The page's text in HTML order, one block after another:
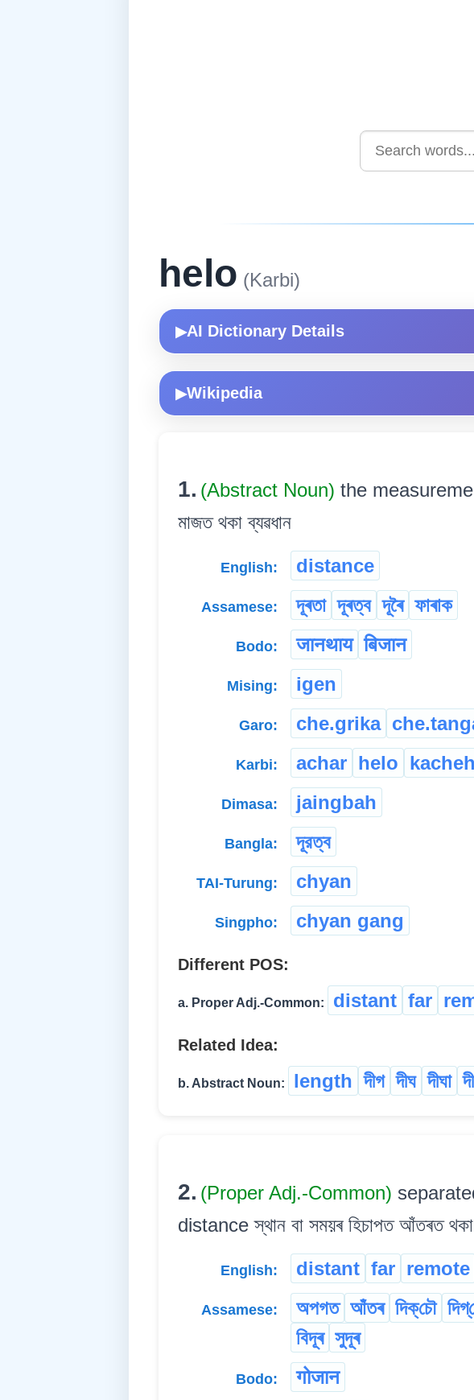
helo (Karbi)
▶AI Dictionary Details
▶Wikipedia
1. (Abstract Noun) the
মাজত থকা ব্যৱধান
English: distance
Assamese: দূৰতা দূৰত্ব দূৰৈ ফাৰাক
Bodo: जानथाय बिजान
Mising: igen
Garo: che.grika
Karbi: achar helo
Dimasa: jaingbah
Bangla: দূরত্ব
TAI-Turung: chyan
Singpho: chyan gang
Different POS:
a. Proper Adj.-Common: distant far
Related Idea:
b. Abstract Noun: length দীগ দীঘ দীঘা
2. (Proper Adj.-Common)
distance স্থান বা সময়ৰ হিচাপত আঁতৰত থকা
English: distant far remote
Assamese: অপগত আঁতৰ দিক্‌চৌ
বিদূৰ সুদূৰ
Bodo: गोजान